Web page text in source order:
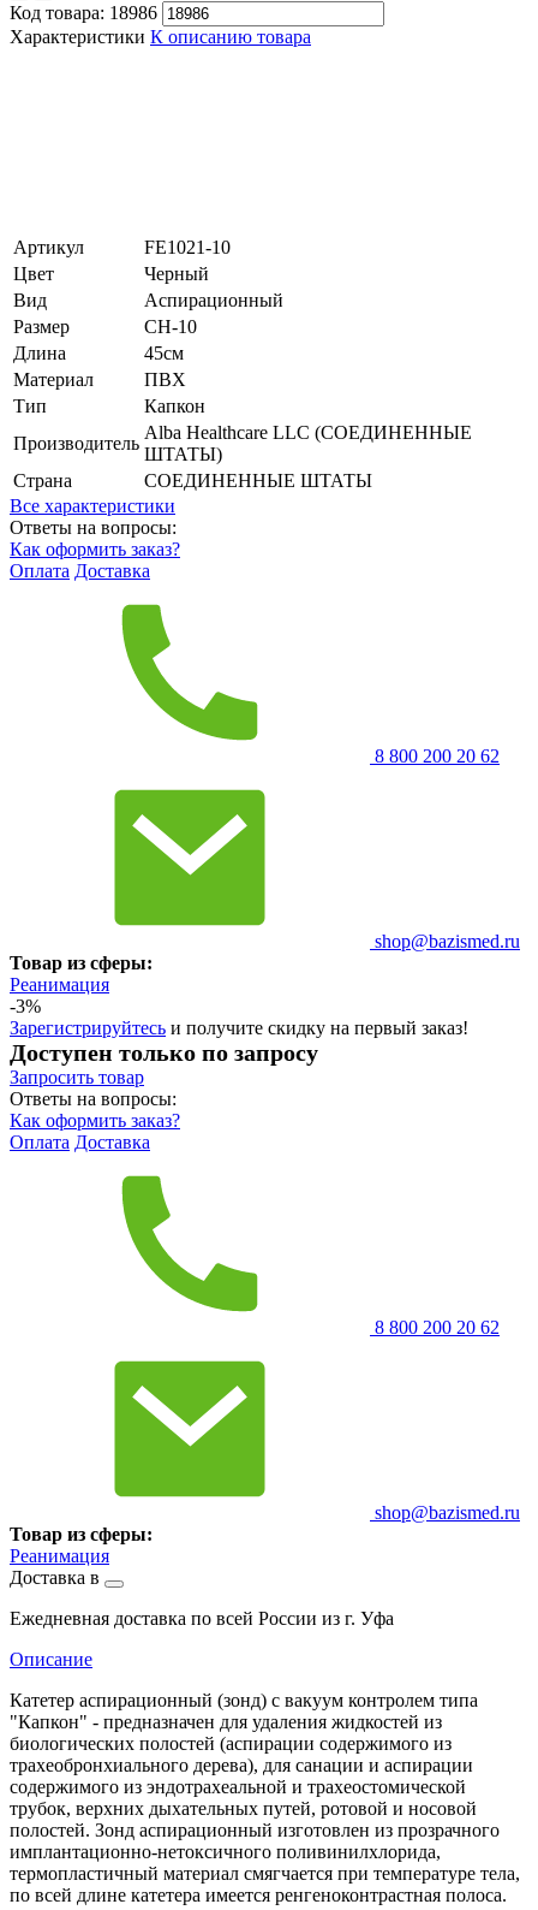
Код товара: 18986
Характеристики К описанию товара
Артикул
FE1021-10
Цвет
Черный
Вид
Аспирационный
Размер
CH-10
Длина
45см
Материал
ПВХ
Тип
Капкон
Производитель
Alba Healthcare LLC (СОЕДИНЕННЫЕ
ШТАТЫ)
Страна
СОЕДИНЕННЫЕ ШТАТЫ
Все характеристики
Ответы на вопросы:
Как оформить заказ?
Оплата Доставка
8 800 200 20 62
shop@bazismed.ru
Товар из сферы:
Реанимация
-3%
Зарегистрируйтесь и получите скидку на первый заказ!
Доступен только по запросу
Запросить товар
Ответы на вопросы:
Как оформить заказ?
Оплата Доставка
8 800 200 20 62
shop@bazismed.ru
Товар из сферы:
Реанимация
Доставка в
Ежедневная доставка по всей России из г. Уфа
Описание
Катетер аспирационный (зонд) с вакуум контролем типа
"Капкон" - предназначен для удаления жидкостей из
биологических полостей (аспирации содержимого из
трахеобронхиального дерева), для санации и аспирации
содержимого из эндотрахеальной и трахеостомической
трубок, верхних дыхательных путей, ротовой и носовой
полостей. Зонд аспирационный изготовлен из прозрачного
имплантационно-нетоксичного поливинилхлорида,
термопластичный материал смягчается при температуре тела,
по всей длине катетера имеется ренгеноконтрастная полоса.